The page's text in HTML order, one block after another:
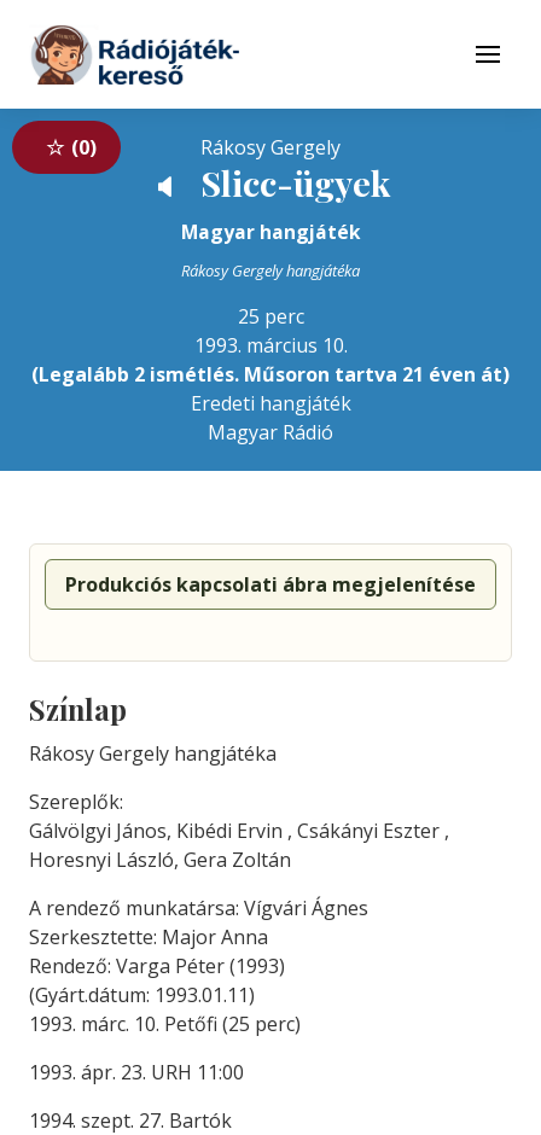
Tovább a tartalomhoz
Menü
0 Rákosy Gergely
🔈 Slicc-ügyek
Magyar hangjáték
Rákosy Gergely hangjátéka
25 perc
1993. március 10.
(Legalább 2 ismétlés. Műsoron tartva 21 éven át)
Eredeti hangjáték
Magyar Rádió
Produkciós kapcsolati ábra megjelenítése
Színlap
Rákosy Gergely hangjátéka
Szereplők:
Gálvölgyi János, Kibédi Ervin , Csákányi Eszter ,
Horesnyi László, Gera Zoltán
A rendező munkatársa: Vígvári Ágnes
Szerkesztette: Major Anna
Rendező: Varga Péter (1993)
(Gyárt.dátum: 1993.01.11)
1993. márc. 10. Petőfi (25 perc)
1993. ápr. 23. URH 11:00
1994. szept. 27. Bartók